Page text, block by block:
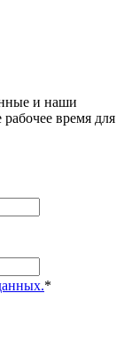
и наши
время для
*